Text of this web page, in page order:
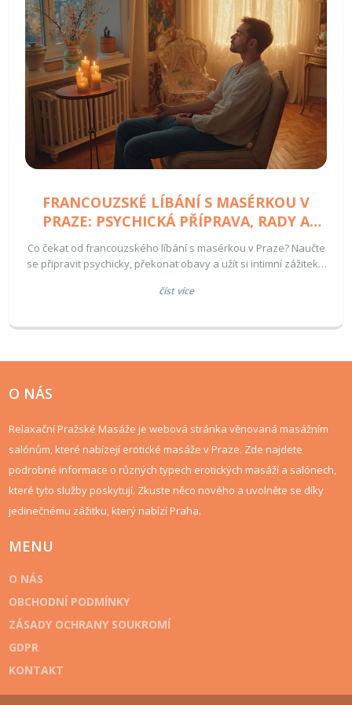
FRANCOUZSKÉ LÍBÁNÍ S MASÉRKOU V
PRAZE: PSYCHICKÁ PŘÍPRAVA, RADY A
TIPY
Co čekat od francouzského líbání s masérkou v Praze? Naučte
se připravit psychicky, překonat obavy a užít si intimní zážitek v
číst více
O NÁS
Relaxační Pražské Masáže je webová stránka věnovaná masážním
salónům, které nabízejí erotické masáže v Praze. Zde najdete
podrobné informace o různých typech erotických masáží a salónech,
které tyto služby poskytují. Zkuste něco nového a uvolněte se díky
jedinečnému zážitku, který nabízí Praha.
MENU
O NÁS
OBCHODNÍ PODMÍNKY
ZÁSADY OCHRANY SOUKROMÍ
GDPR
KONTAKT